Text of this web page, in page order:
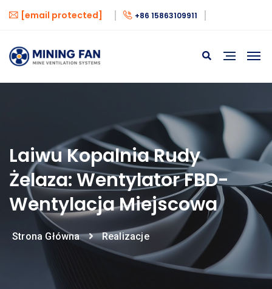
[email protected] +86 15863109911
Laiwu Kopalnia Rudy
Żelaza: Wentylator FBD-
Wentylacja Miejscowa
Strona Główna Realizacje